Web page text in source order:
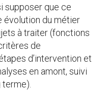
supposer que ce
évolution du métier
à traiter (fonctions
de
d’intervention et
en amont, suivi